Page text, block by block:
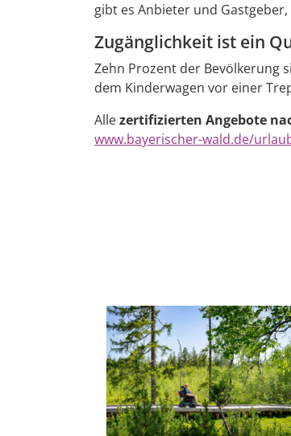
gibt es Anbieter und
Zugänglichkeit ist ein
Zehn Prozent der Bevölkerung
dem Kinderwagen vor einer
Allezertifizierten Angebote
www.bayerischer-wald.de/